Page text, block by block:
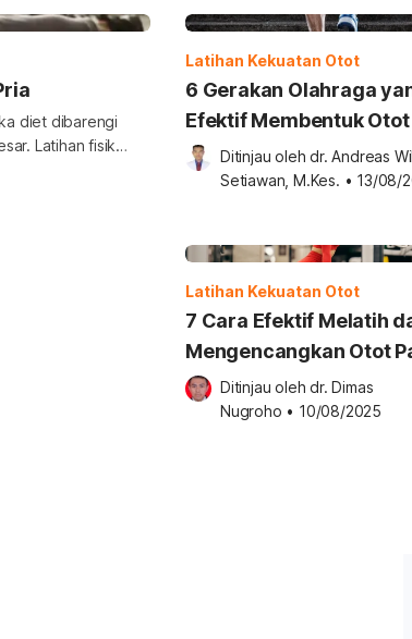
diet dibarengi
Latihan fisik
kalori.
menurunkan berat
Latihan Kekuatan Otot
6 Gerakan Olahraga
Efektif Membentuk Otot
Ditinjau oleh dr. Andreas
Setiawan, M.Kes. • 13/08/
Latihan Kekuatan Otot
7 Cara Efektif Melatih
Mengencangkan Otot
Ditinjau oleh dr. Dimas
Nugroho • 10/08/2025